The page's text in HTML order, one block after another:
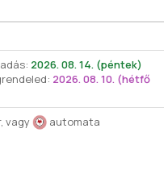
2026. 08. 14. (péntek)
2026. 08. 10. (hétfő
vagy automata